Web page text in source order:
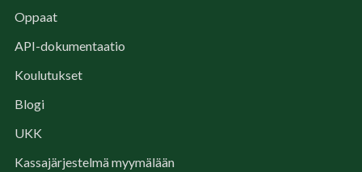
Oppaat
API-dokumentaatio
Koulutukset
Blogi
UKK
Kassajärjestelmä myymälään